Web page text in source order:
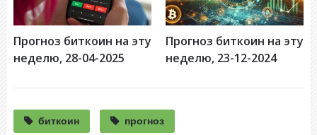
Прогноз биткоин на эту
неделю, 28-04-2025
Прогноз биткоин на эту
неделю, 23-12-2024
биткоин прогноз